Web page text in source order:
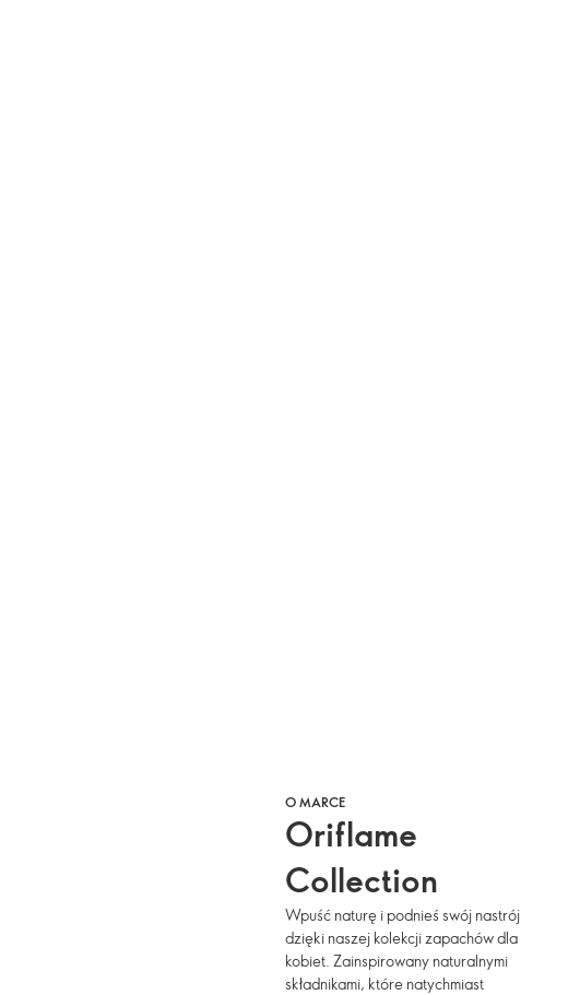
O MARCE
Oriflame
Collection
Wpuść naturę i podnieś swój nastrój
dzięki naszej kolekcji zapachów dla
kobiet. Zainspirowany naturalnymi
składnikami, które natychmiast